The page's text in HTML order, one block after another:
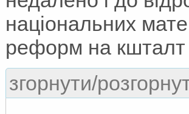
національних
реформ на
згорнути/